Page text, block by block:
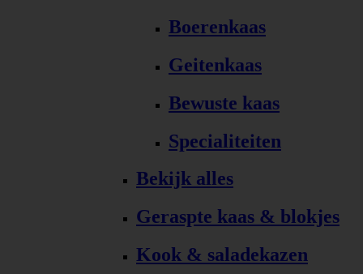
Boerenkaas
Geitenkaas
Bewuste kaas
Specialiteiten
Bekijk alles
Geraspte kaas & blokjes
Kook & saladekazen